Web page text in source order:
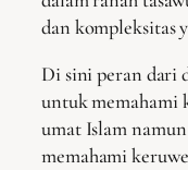
dan kompleksitas
Di sini peran dari
untuk memahami
umat Islam
memahami